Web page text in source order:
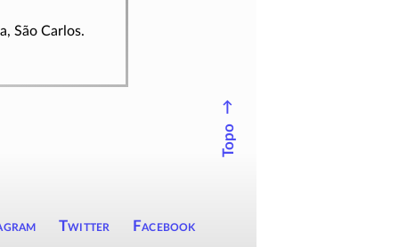
São Carlos.
↑
Topo
Twitter Facebook